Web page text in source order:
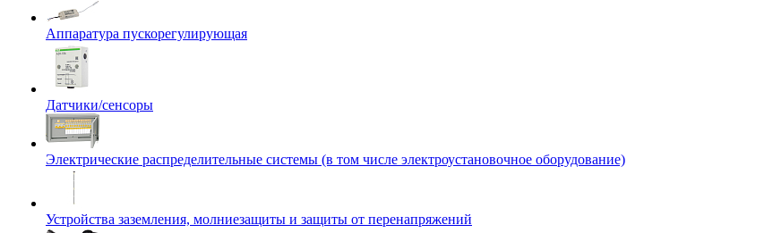
Аппаратура пускорегулирующая
Датчики/сенсоры
Электрические распределительные системы (в том числе электроустановочное оборудование)
Устройства заземления, молниезащиты и защиты от перенапряжений